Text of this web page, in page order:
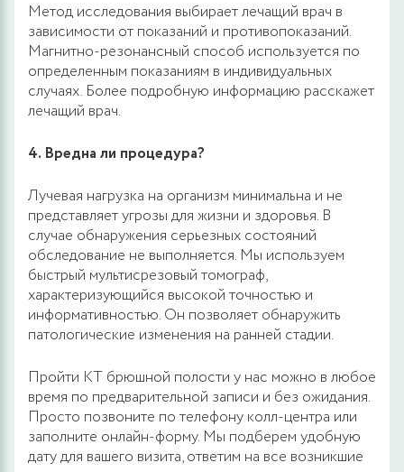
Метод исследования выбирает лечащий врач в
зависимости от показаний и противопоказаний.
Магнитно-резонансный способ используется по
определенным показаниям в индивидуальных
случаях. Более подробную информацию расскажет
лечащий врач.
4. Вредна ли процедура?
Лучевая нагрузка на организм минимальна и не
представляет угрозы для жизни и здоровья. В
случае обнаружения серьезных состояний
обследование не выполняется. Мы используем
быстрый мультисрезовый томограф,
характеризующийся высокой точностью и
информативностью. Он позволяет обнаружить
патологические изменения на ранней стадии.
Пройти КТ брюшной полости у нас можно в любое
время по предварительной записи и без ожидания.
Просто позвоните по телефону колл-центра или
заполните онлайн-форму. Мы подберем удобную
дату для вашего визита, ответим на все возникшие